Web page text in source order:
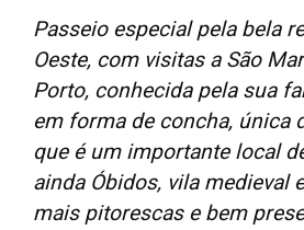
Passeio especial pela bela
Oeste, com visitas a São
Porto, conhecida pela sua
em forma de concha, única
que é um importante local
ainda Óbidos, vila medieval
mais pitorescas e bem